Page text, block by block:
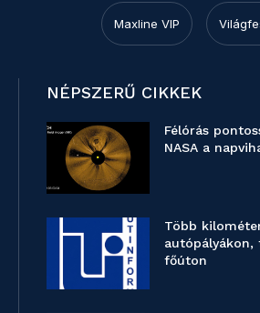
Maxline VIP
NÉPSZERŰ CIKKEK
Félórás
NASA a
Több
autópályákon,
főúton